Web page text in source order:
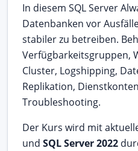
In diesem SQL Server
Datenbanken vor
stabiler zu betreiben.
Verfügbarkeitsgruppen,
Cluster, Logshipping,
Replikation,
Troubleshooting.
Der Kurs wird mit
und SQL Server 2022